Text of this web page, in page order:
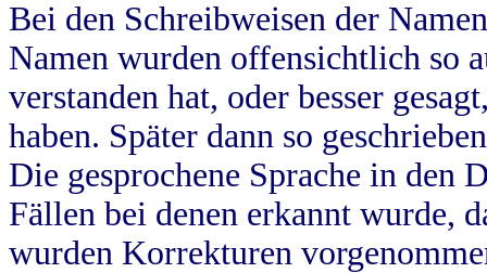
Bei den Schreibweisen der
Namen wurden offensichtlich so
verstanden hat, oder besser
haben. Später dann so
Die gesprochene Sprache in
Fällen bei denen erkannt wurde,
wurden Korrekturen